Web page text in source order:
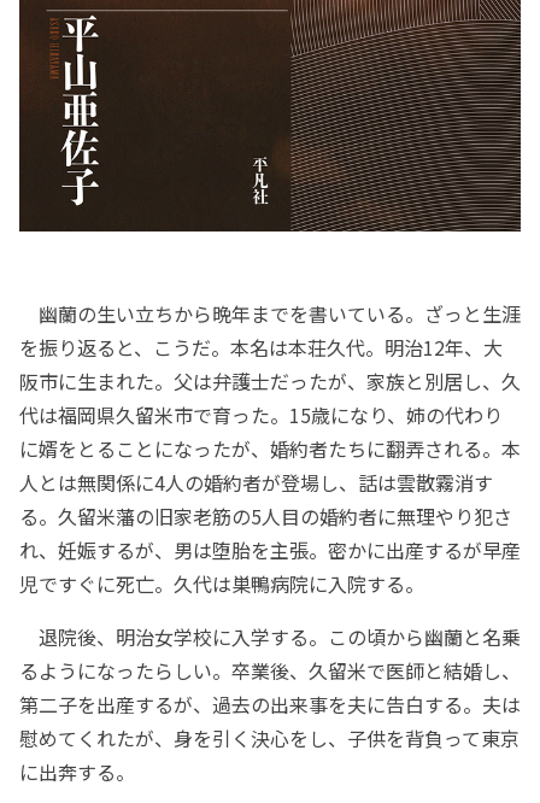
幽蘭の生い立ちから晩年までを書いている。ざっと生涯
を振り返ると、こうだ。本名は本荘久代。明治12年、大
阪市に生まれた。父は弁護士だったが、家族と別居し、久
代は福岡県久留米市で育った。15歳になり、姉の代わり
に婿をとることになったが、婚約者たちに翻弄される。本
人とは無関係に4人の婚約者が登場し、話は雲散霧消す
る。久留米藩の旧家老筋の5人目の婚約者に無理やり犯さ
れ、妊娠するが、男は堕胎を主張。密かに出産するが早産
児ですぐに死亡。久代は巣鴨病院に入院する。
退院後、明治女学校に入学する。この頃から幽蘭と名乗
るようになったらしい。卒業後、久留米で医師と結婚し、
第二子を出産するが、過去の出来事を夫に告白する。夫は
慰めてくれたが、身を引く決心をし、子供を背負って東京
に出奔する。